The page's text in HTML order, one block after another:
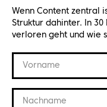
Wenn Content zentral
Struktur dahinter. In
verloren geht und wie
Vorname
Nachname